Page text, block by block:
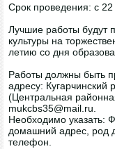
Срок проведения: с 22
Лучшие работы будут
культуры на
летию со дня
Работы должны быть
адресу:
(Центральная
mukcbs35@mail.ru.
Необходимо указать:
домашний адрес, род
телефон.